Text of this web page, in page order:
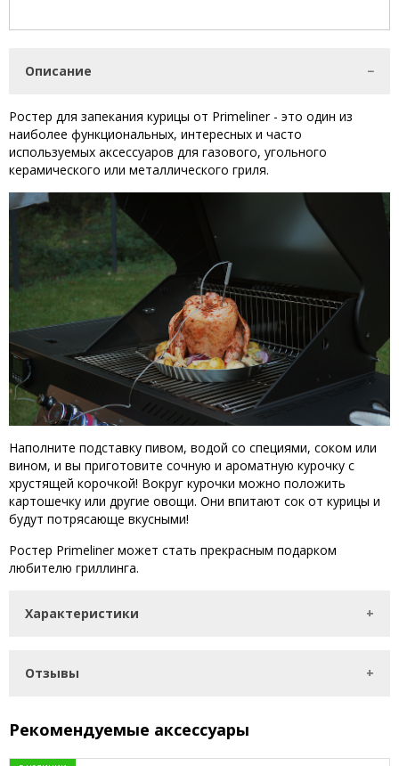
Описание
Ростер для запекания курицы от Primeliner - это один из
наиболее функциональных, интересных и часто
используемых аксессуаров для газового, угольного
керамического или металлического гриля.
Наполните подставку пивом, водой со специями, соком или
вином, и вы приготовите сочную и ароматную курочку с
хрустящей корочкой! Вокруг курочки можно положить
картошечку или другие овощи. Они впитают сок от курицы и
будут потрясающе вкусными!
Ростер Primeliner может стать прекрасным подарком
любителю гриллинга.
Характеристики
Отзывы
Рекомендуемые аксессуары